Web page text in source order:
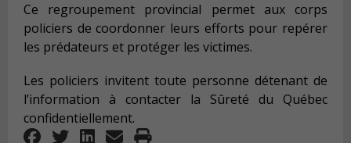
Ce regroupement provincial permet aux corps
policiers de coordonner leurs efforts pour repérer
les prédateurs et protéger les victimes.
Les policiers invitent toute personne détenant de
l’information à contacter la Sûreté du Québec
confidentiellement.